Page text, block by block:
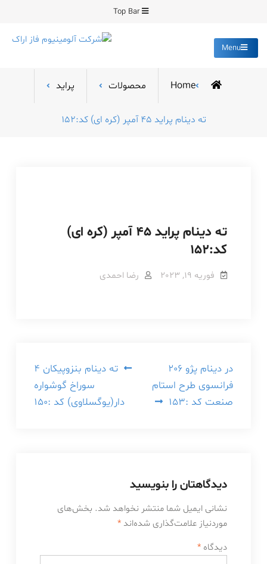
content
Top Bar
اراک
Menu
Home محصولات پراید
ته دینام پراید 45 آمپر (کره ای) کد:152
ته دینام پراید 45 آمپر (کره ای)
کد:152
فوریه 19, 2023 رضا احمدی
راهبری
نوشته
ته دینام بنزوپیکان 4
سوراخ گوشواره
دار(یوگسلاوی) کد :150
در دینام پژو 206
فرانسوی طرح استام
صنعت کد :153
دیدگاهتان را بنویسید
نشانی ایمیل شما منتشر نخواهد شد. بخش‌های
موردنیاز علامت‌گذاری شده‌اند *
دیدگاه *